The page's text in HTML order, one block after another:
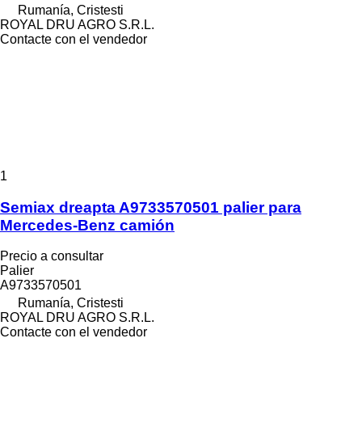
Rumanía, Cristesti
ROYAL DRU AGRO S.R.L.
Contacte con el vendedor
1
Semiax dreapta A9733570501 palier para
Mercedes-Benz camión
Precio a consultar
Palier
A9733570501
Rumanía, Cristesti
ROYAL DRU AGRO S.R.L.
Contacte con el vendedor